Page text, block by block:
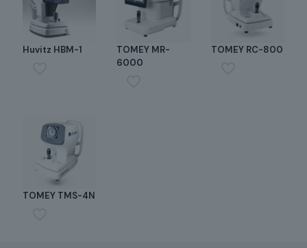
Huvitz HBM-1
TOMEY MR-
6000
TOMEY RC-800
TOMEY TMS-4N